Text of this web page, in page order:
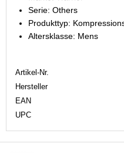
Serie: Others
Produkttyp:
Altersklasse: Mens
Artikel-Nr.
Hersteller
EAN
UPC